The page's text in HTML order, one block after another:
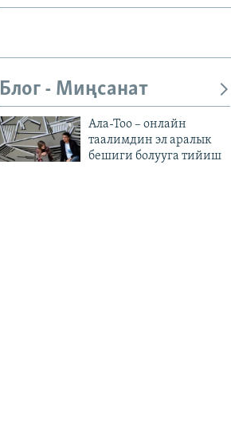
Блог - Миңсанат
Ала-Тоо – онлайн
таалимдин эл аралык
бешиги болууга тийиш